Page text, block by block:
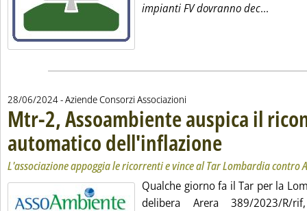
impianti FV dovranno dec...
28/06/2024- Aziende Consorzi Associazioni
Mtr-2, Assoambiente auspica il
automatico dell'inflazione
L'associazione appoggia le ricorrenti e vince al Tar Lombardia contro
Qualche giorno fa il Tar per la
delibera Arera 389/2023/R/